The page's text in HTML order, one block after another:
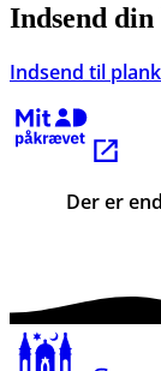
Indsend
Indsend til
Kræver MitID
Der er